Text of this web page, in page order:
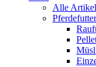
Alle
Pferdefutter